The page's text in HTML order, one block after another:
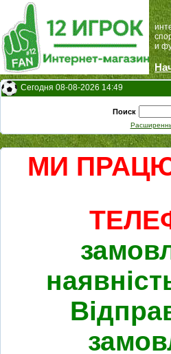
и
Сегодня 08-08-2026 14:49
Поиск
МИ